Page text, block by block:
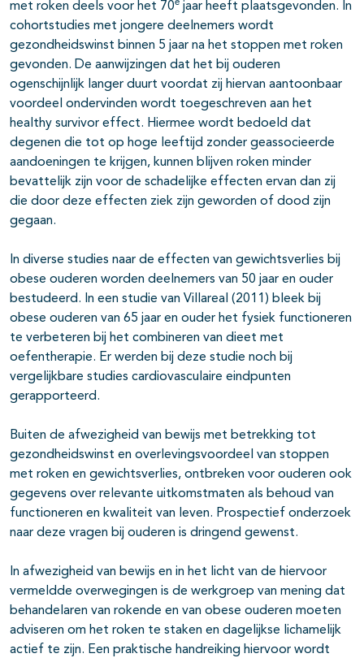
met roken deels voor het 70e jaar heeft plaatsgevonden. In
cohortstudies met jongere deelnemers wordt
gezondheidswinst binnen 5 jaar na het stoppen met roken
gevonden. De aanwijzingen dat het bij ouderen
ogenschijnlijk langer duurt voordat zij hiervan aantoonbaar
voordeel ondervinden wordt toegeschreven aan het
healthy survivor effect. Hiermee wordt bedoeld dat
degenen die tot op hoge leeftijd zonder geassocieerde
aandoeningen te krijgen, kunnen blijven roken minder
bevattelijk zijn voor de schadelijke effecten ervan dan zij
die door deze effecten ziek zijn geworden of dood zijn
gegaan.
In diverse studies naar de effecten van gewichtsverlies bij
obese ouderen worden deelnemers van 50 jaar en ouder
bestudeerd. In een studie van Villareal (2011) bleek bij
obese ouderen van 65 jaar en ouder het fysiek functioneren
te verbeteren bij het combineren van dieet met
oefentherapie. Er werden bij deze studie noch bij
vergelijkbare studies cardiovasculaire eindpunten
gerapporteerd.
Buiten de afwezigheid van bewijs met betrekking tot
gezondheidswinst en overlevingsvoordeel van stoppen
met roken en gewichtsverlies, ontbreken voor ouderen ook
gegevens over relevante uitkomstmaten als behoud van
functioneren en kwaliteit van leven. Prospectief onderzoek
naar deze vragen bij ouderen is dringend gewenst.
In afwezigheid van bewijs en in het licht van de hiervoor
vermeldde overwegingen is de werkgroep van mening dat
behandelaren van rokende en van obese ouderen moeten
adviseren om het roken te staken en dagelijkse lichamelijk
actief te zijn. Een praktische handreiking hiervoor wordt